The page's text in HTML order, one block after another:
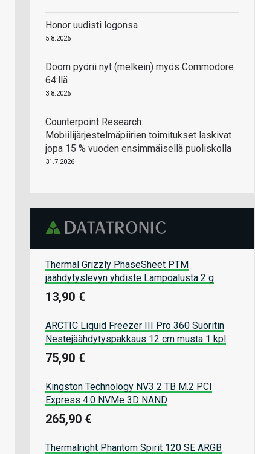
Honor uudisti logonsa
5.8.2026
Doom pyörii nyt (melkein) myös Commodore
64:llä
3.8.2026
Counterpoint Research:
Mobiilijärjestelmäpiirien toimitukset laskivat
jopa 15 % vuoden ensimmäisellä puoliskolla
31.7.2026
Thermal Grizzly PhaseSheet PTM
jäähdytyslevyn yhdiste Lämpöalusta 2 g
13,90 €
ARCTIC Liquid Freezer III Pro 360 Suoritin
Nestejäähdytyspakkaus 12 cm musta 1 kpl
75,90 €
Kingston Technology NV3 2 TB M.2 PCI
Express 4.0 NVMe 3D NAND
265,90 €
Thermalright Phantom Spirit 120 SE ARGB